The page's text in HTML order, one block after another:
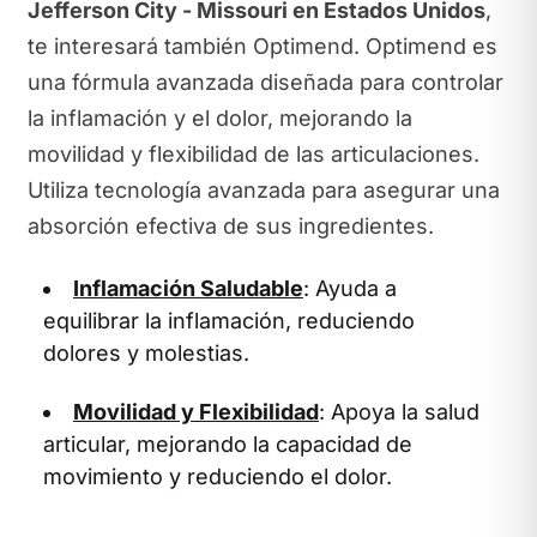
Jefferson City - Missouri en Estados Unidos,
te interesará también Optimend. Optimend es
una fórmula avanzada diseñada para controlar
la inflamación y el dolor, mejorando la
movilidad y flexibilidad de las articulaciones.
Utiliza tecnología avanzada para asegurar una
absorción efectiva de sus ingredientes.
Inflamación Saludable: Ayuda a
equilibrar la inflamación, reduciendo
dolores y molestias.
Movilidad y Flexibilidad: Apoya la salud
articular, mejorando la capacidad de
movimiento y reduciendo el dolor.